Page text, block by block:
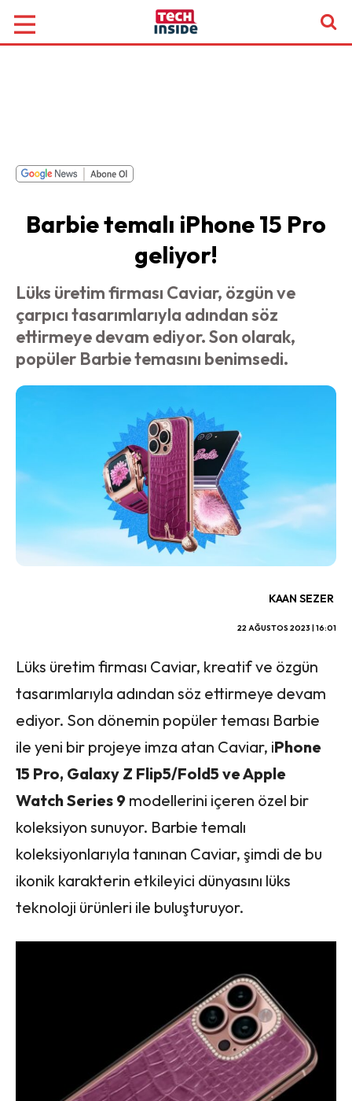
Barbie temalı iPhone 15 Pro
geliyor!
Lüks üretim firması Caviar, özgün ve
çarpıcı tasarımlarıyla adından söz
ettirmeye devam ediyor. Son olarak,
popüler Barbie temasını benimsedi.
KAAN SEZER
22 AĞUSTOS 2023 | 16:01
Lüks üretim firması Caviar, kreatif ve özgün
tasarımlarıyla adından söz ettirmeye devam
ediyor. Son dönemin popüler teması Barbie
ile yeni bir projeye imza atan Caviar, iPhone
15 Pro, Galaxy Z Flip5/Fold5 ve Apple
Watch Series 9 modellerini içeren özel bir
koleksiyon sunuyor. Barbie temalı
koleksiyonlarıyla tanınan Caviar, şimdi de bu
ikonik karakterin etkileyici dünyasını lüks
teknoloji ürünleri ile buluşturuyor.